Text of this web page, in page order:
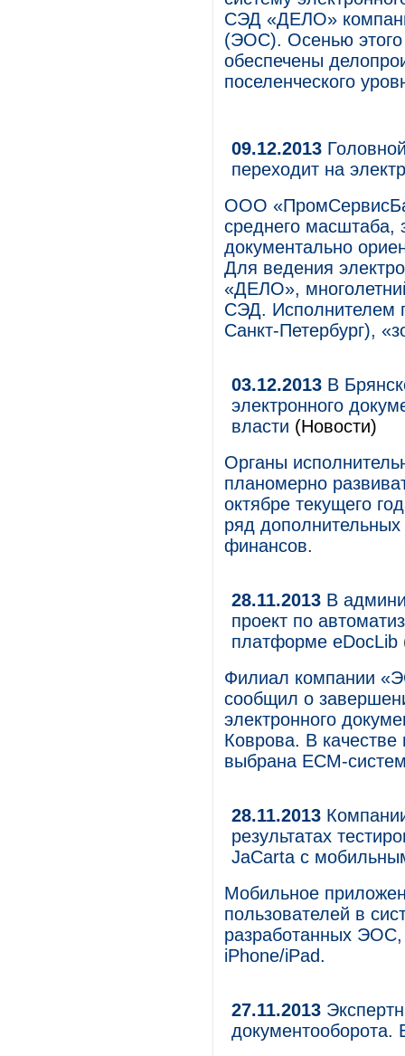
СЭД «ДЕЛО»
(ЭОС). Осенью
обеспечены
поселенческого
09.12.2013
переходит на
OOO
среднего масштаба,
документально
Для ведения
«ДЕЛО»,
СЭД. Исполнителем
Санкт-Петербург),
03.12.2013 В
электронного
власти (Новости)
Органы
планомерно
октябре текущего
ряд
финансов.
28.11.2013 В
проект по
платформе eDocLib
Филиал компании
сообщил о
электронного
Коврова. В
выбрана ECM-
28.11.2013
результатах
JaCarta с
Мобильное
пользователей в
разработанных ЭОС,
iPhone/iPad.
27.11.2013
документооборота.